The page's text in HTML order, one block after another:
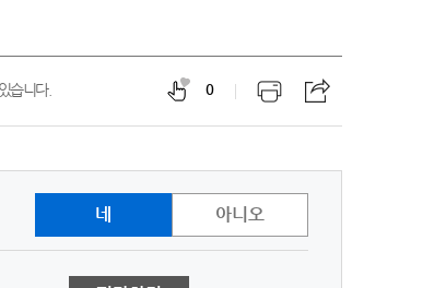
0
습니다.
네 아니오